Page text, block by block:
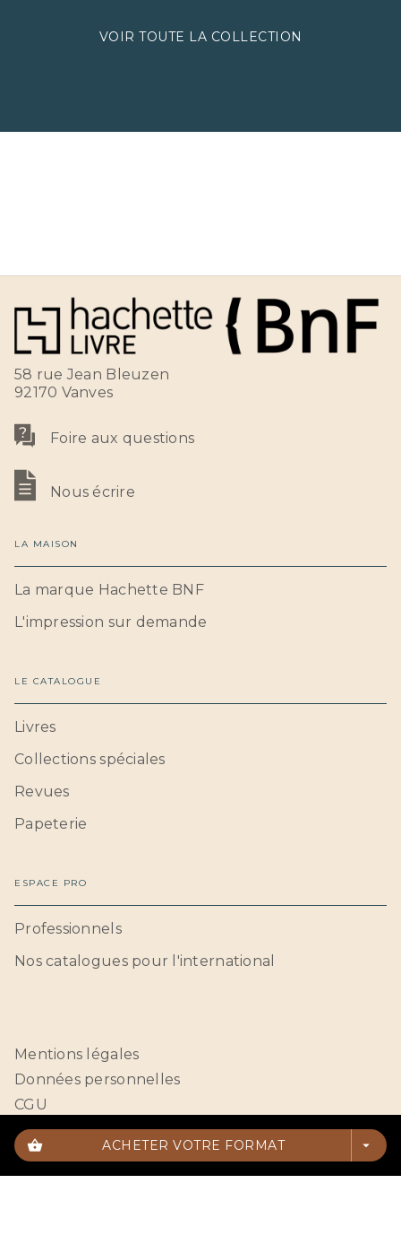
shopping_basket ACHETER VOTRE FORMAT arrow_drop_down
VOIR TOUTE LA COLLECTION
58 rue Jean Bleuzen
92170 Vanves
Foire aux questions
Nous écrire
LA MAISON
La marque Hachette BNF
L'impression sur demande
LE CATALOGUE
Livres
Collections spéciales
Revues
Papeterie
ESPACE PRO
Professionnels
Nos catalogues pour l'international
Mentions légales
Données personnelles
CGU
Paramétrer vos cookies